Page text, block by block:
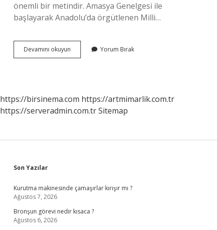
önemli bir metindir. Amasya Genelgesi ile
başlayarak Anadolu’da örgütlenen Milli…
Devamını okuyun Türkiyede
Ilk
Yorum Bırak
https://birsinema.com https://artmimarlik.com.tr
https://serveradmin.com.trSitemap
Sidebar
Son Yazılar
Kurutma makinesinde çamaşırlar kırışır mı ?
Ağustos 7, 2026
Bronşun görevi nedir kısaca ?
Ağustos 6, 2026